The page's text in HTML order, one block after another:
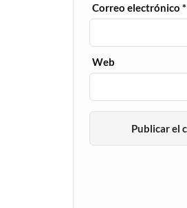
Correo electrónico*
Web